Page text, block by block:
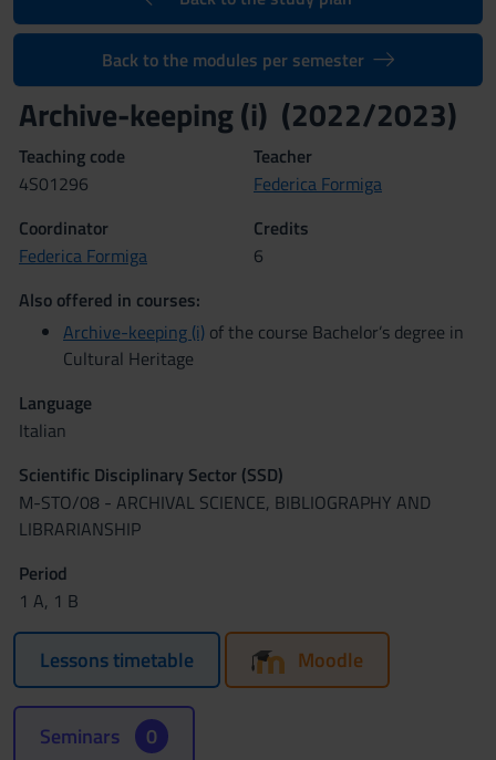
Back to the modules per semester
Archive-keeping (i) (2022/2023)
Teaching code
4S01296
Teacher
Federica Formiga
Coordinator
Federica Formiga
Credits
6
Also offered in courses:
Archive-keeping (i) of the course Bachelor’s degree in
Cultural Heritage
Language
Italian
Scientific Disciplinary Sector (SSD)
M-STO/08 - ARCHIVAL SCIENCE, BIBLIOGRAPHY AND
LIBRARIANSHIP
Period
1 A, 1 B
Lessons timetable Moodle
Seminars 0